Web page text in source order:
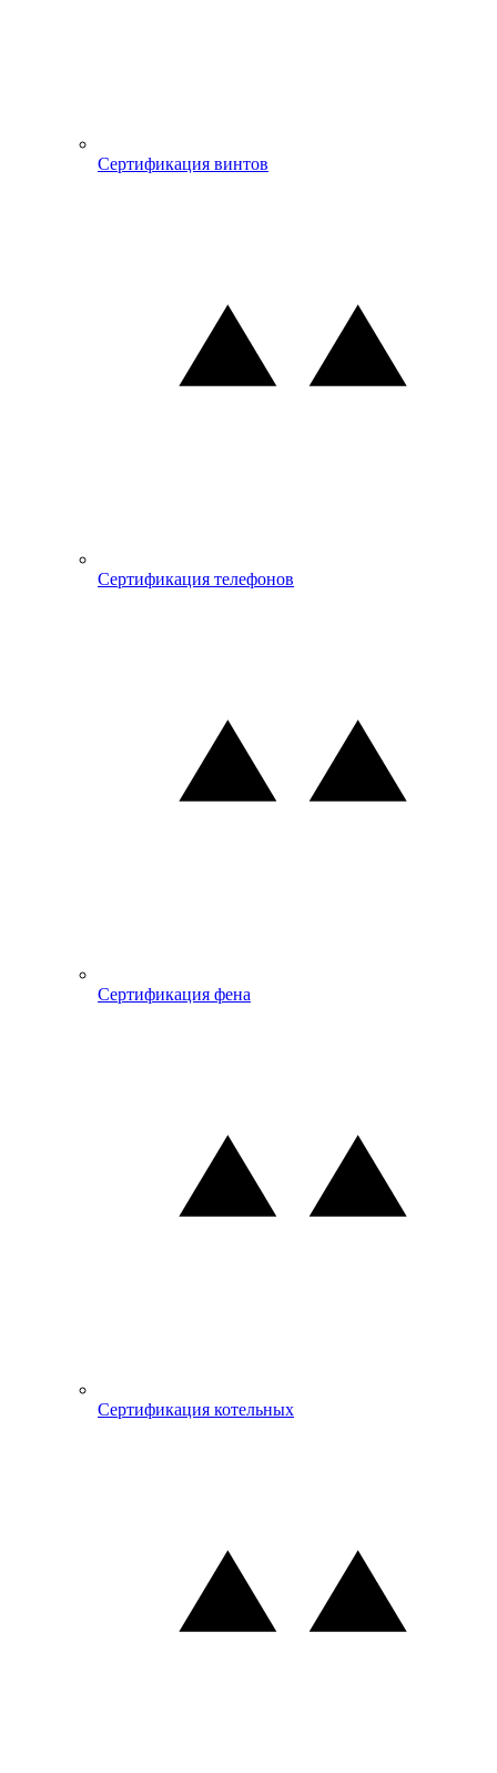
Сертификация винтов
Сертификация телефонов
Сертификация фена
Сертификация котельных